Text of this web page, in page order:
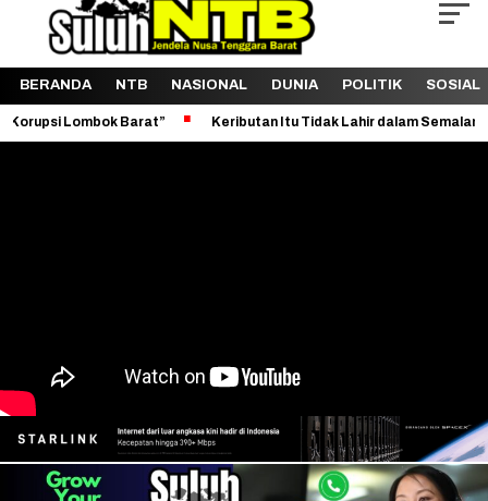
BERANDA NTB NASIONAL DUNIA POLITIK SOSIAL
Barat” Keributan Itu Tidak Lahir dalam Semalam